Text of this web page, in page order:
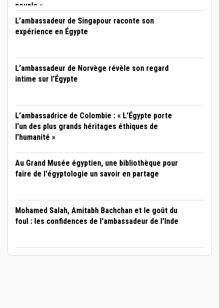
peuple »
L’ambassadeur de Singapour raconte son
expérience en Égypte
L’ambassadeur de Norvège révèle son regard
intime sur l’Égypte
L’ambassadrice de Colombie : « L’Égypte porte
l’un des plus grands héritages éthiques de
l’humanité »
Au Grand Musée égyptien, une bibliothèque pour
faire de l'égyptologie un savoir en partage
Mohamed Salah, Amitabh Bachchan et le goût du
foul : les confidences de l'ambassadeur de l'Inde